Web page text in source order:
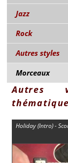
Jazz
Rock
Autres styles
Morceaux
Autres
Holiday (Intro) -